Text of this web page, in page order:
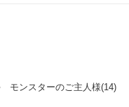
モンスターのご主人様(14)